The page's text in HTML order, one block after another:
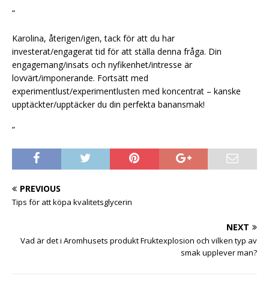
“
Karolina, återigen/igen, tack för att du har
investerat/engagerat tid för att ställa denna fråga. Din
engagemang/insats och nyfikenhet/intresse är
lovvärt/imponerande. Fortsätt med
experimentlust/experimentlusten med koncentrat – kanske
upptäckter/upptäcker du din perfekta banansmak!
”
PREVIOUS
Tips för att köpa kvalitetsglycerin
NEXT
Vad är det i Aromhusets produkt Fruktexplosion och vilken typ av
smak upplever man?